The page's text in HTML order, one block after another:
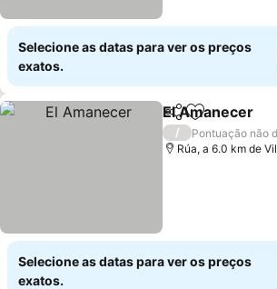
Selecione as datas para ver os preços
exatos.
PartilharAdicionar
El Amanecer
/
Pontuação não
Rúa, a 6.0 km de
Selecione as datas para ver os preços
exatos.